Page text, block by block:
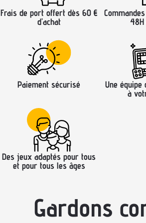
Frais de port offert dès 60 €
d’achat
Paiement sécurisé
Une équipe
à
Des jeux adaptés pour tous
et pour tous les âges
Gardons